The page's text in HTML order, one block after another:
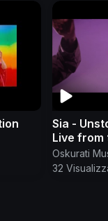
Sia -
Live from
Present
Oskurati
32